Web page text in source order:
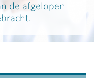
de afgelopen